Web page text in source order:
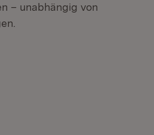
– unabhängig von